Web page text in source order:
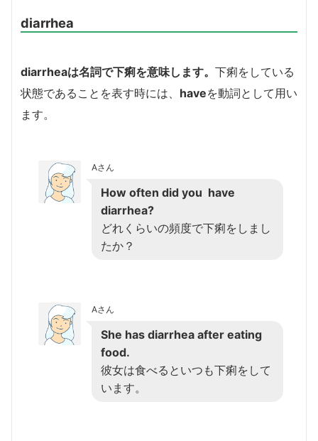
diarrhea
diarrheaは名詞で下痢を意味します。 下痢をしている
状態であることを表す時には、 haveを動詞として用い
ます。
Aさん
How often did you have
diarrhea?
どれくらいの頻度で下痢をしまし
たか？
Aさん
She has diarrhea after eating
food.
彼女は食べるといつも下痢をして
います。